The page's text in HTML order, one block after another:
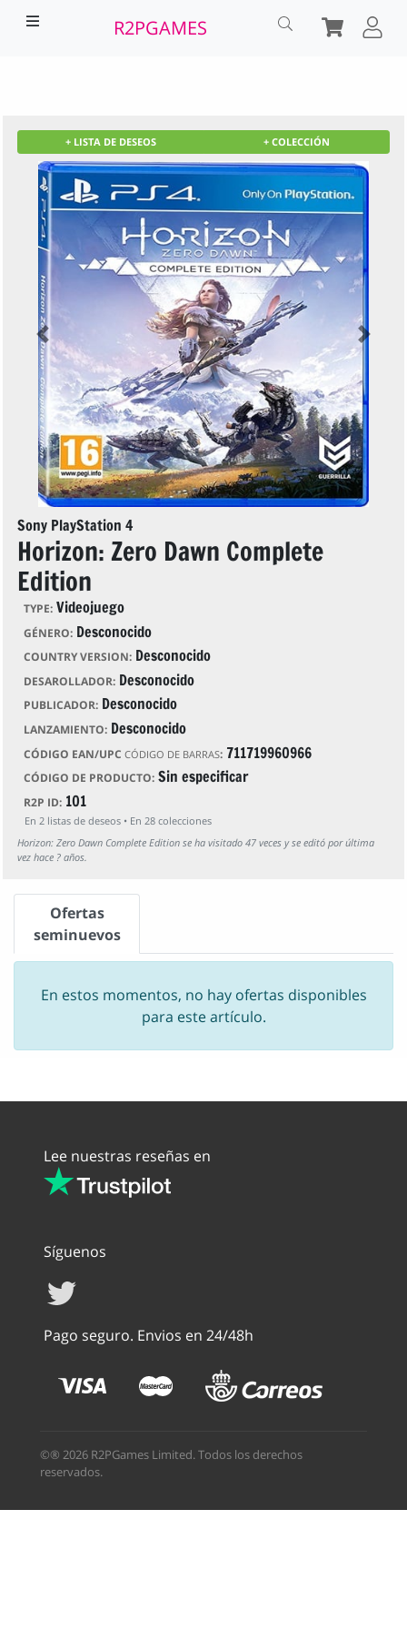
R2PGAMES
+ LISTA DE DESEOS + COLECCIÓN
PREVIOUS NEXT
Sony PlayStation 4
Horizon: Zero Dawn Complete
Edition
TYPE: Videojuego
GÉNERO: Desconocido
COUNTRY VERSION: Desconocido
DESAROLLADOR: Desconocido
PUBLICADOR: Desconocido
LANZAMIENTO: Desconocido
CÓDIGO EAN/UPCCÓDIGO DE BARRAS: 711719960966
CÓDIGO DE PRODUCTO: Sin especificar
R2P ID: 101
En 2 listas de deseos • En 28 colecciones
Horizon: Zero Dawn Complete Edition se ha visitado 47 veces y se editó por última
vez hace ? años.
Ofertas
seminuevos
En estos momentos, no hay ofertas disponibles
para este artículo.
Lee nuestras reseñas en
Síguenos
Pago seguro. Envios en 24/48h
©® 2026 R2PGames Limited. Todos los derechos
reservados.